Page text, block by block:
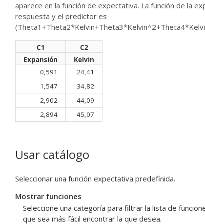
aparece en la función de expectativa. La función de la
respuesta y el predictor es
C1
C2
Expansión
Kelvin
0,591
24,41
1,547
34,82
2,902
44,09
2,894
45,07
Usar catálogo
Seleccionar una función expectativa predefinida.
Mostrar funciones
Seleccione una categoría para filtrar la lista de
que sea más fácil encontrar la que desea.